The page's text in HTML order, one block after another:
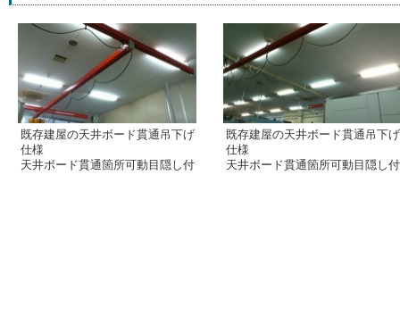
既存建屋の天井ボード貫通吊下げ
仕様
天井ボード貫通箇所可動目隠し付
既存建屋の天井ボード貫通吊下げ
仕様
天井ボード貫通箇所可動目隠し付